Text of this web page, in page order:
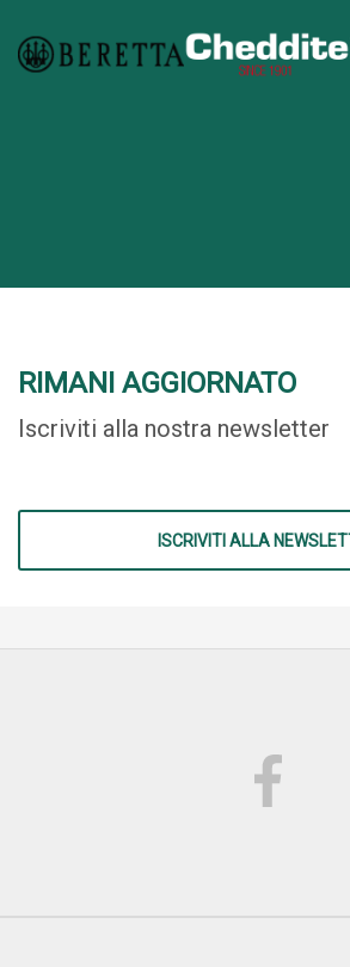
RIMANI AGGIORNATO
Iscriviti alla nostra newsletter
ISCRIVITI ALLA